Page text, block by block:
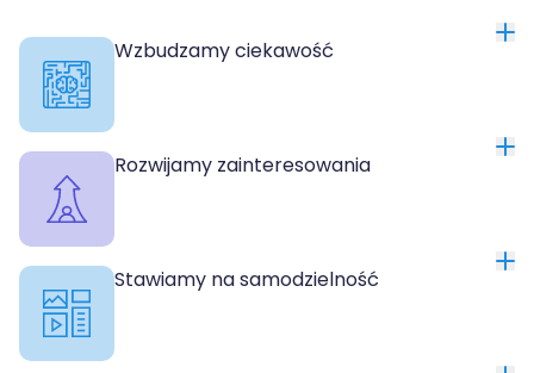
Wzbudzamy ciekawość
Rozwijamy zainteresowania
Stawiamy na samodzielność